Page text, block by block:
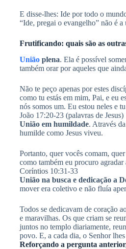
E disse-lhes: Ide por todo o
“Ide, pregai o evangelho” não é
Frutificando: quais são as
União plena. Ela é possível
também orar por aqueles que
Não te peço apenas por estes
como tu estás em mim, Pai, e eu
nós somos um. Eu estou neles e
João 17:20-23 (palavras de Jesus)
União em humildade. Através
humilde como Jesus viveu.
Portanto, quer vocês comam,
como também eu procuro
Coríntios 10:31-33
União na busca e dedicação a
mover era coletivo e não fluía
Todos se dedicavam de coração
e maravilhas. Os que criam se
juntos no templo diariamente,
povo. E, a cada dia, o Senhor
Reforçando a pergunta